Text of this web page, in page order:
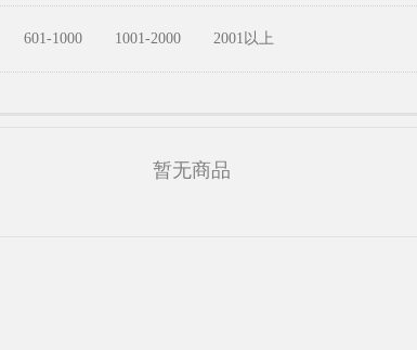
601-1000 1001-2000 2001以上
暂无商品